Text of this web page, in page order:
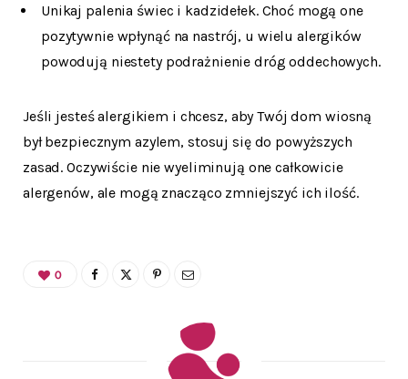
Unikaj palenia świec i kadzidełek. Choć mogą one
pozytywnie wpłynąć na nastrój, u wielu alergików
powodują niestety podrażnienie dróg oddechowych.
Jeśli jesteś alergikiem i chcesz, aby Twój dom wiosną
był bezpiecznym azylem, stosuj się do powyższych
zasad. Oczywiście nie wyeliminują one całkowicie
alergenów, ale mogą znacząco zmniejszyć ich ilość.
0